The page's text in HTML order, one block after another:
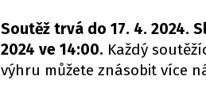
Soutěž trvá do 17. 4. 2024.
2024 ve 14:00. Každý
výhru můžete znásobit více